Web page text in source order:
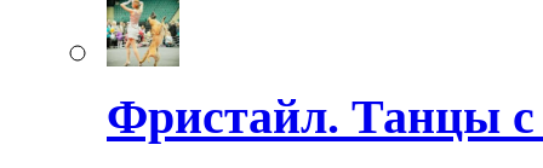
Фристайл. Танцы с